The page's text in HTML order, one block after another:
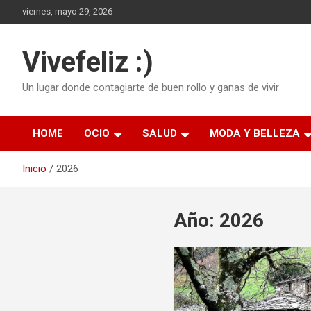
al
viernes, mayo 29, 2026
Vivefeliz :)
Un lugar donde contagiarte de buen rollo y ganas de vivir
HOME OCIO SALUD MODA Y BELLEZA
Inicio 2026
Año: 2026